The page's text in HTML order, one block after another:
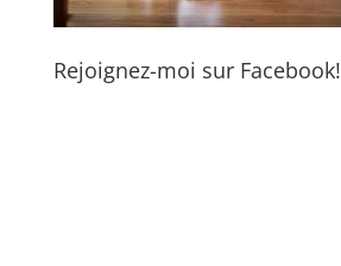
Rejoignez-moi sur Facebook!